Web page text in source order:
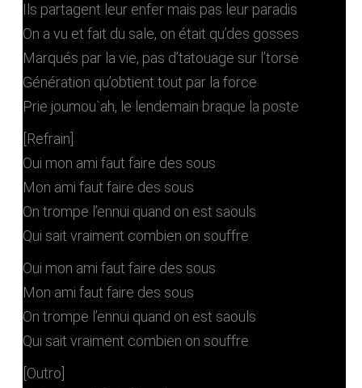
Ils partagent leur enfer mais pas leur paradis
On a vu et fait du sale, on était qu’des gosses
Marqués par la vie, pas d’tatouage sur l’torse
Génération qu’obtient tout par la force
Prie joumou`ah, le lendemain braque la poste
[Refrain]
Oui mon ami faut faire des sous
Mon ami faut faire des sous
On trompe l’ennui quand on est saouls
Qui sait vraiment combien on souffre
Oui mon ami faut faire des sous
Mon ami faut faire des sous
On trompe l’ennui quand on est saouls
Qui sait vraiment combien on souffre
[Outro]